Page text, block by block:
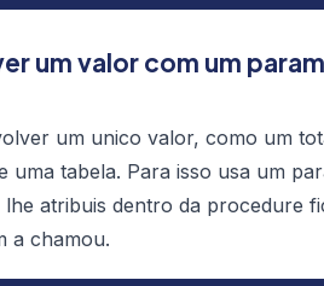
um valor com um
um unico valor, como um
uma tabela. Para isso usa um
lhe atribuis dentro da procedure
a chamou.